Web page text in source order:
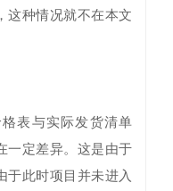
这种情况就不在本文
表与实际发货清单
一定差异。这是由于
于此时项目并未进入